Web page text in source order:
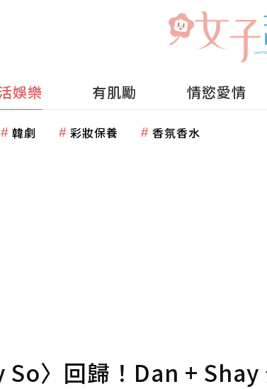
娛樂 有肌勵 情慾愛情
韓劇 彩妝保養 香氛香水
So〉回歸！Dan +